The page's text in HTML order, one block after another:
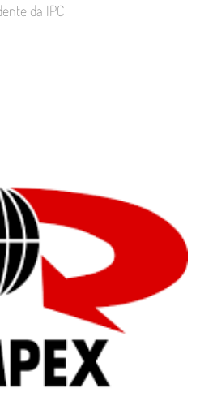
da IPC